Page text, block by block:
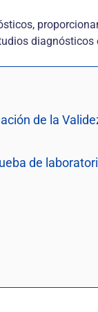
de la
de